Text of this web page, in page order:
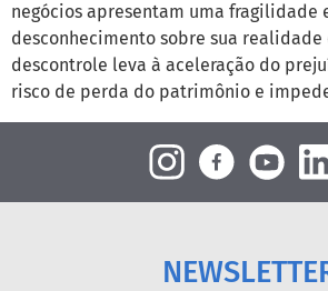
negócios apresentam uma fragilidade
desconhecimento sobre sua realidade
descontrole leva à aceleração do
risco de perda do patrimônio e